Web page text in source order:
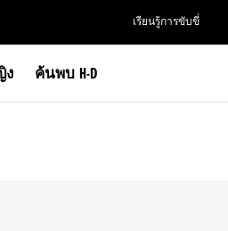
เรียนรู้การขับขี่
ง ค้นพบ H-D